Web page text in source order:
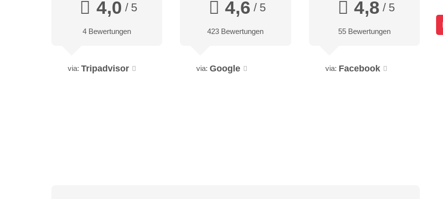
4,0 / 5
4 Bewertungen
via: Tripadvisor
4,6 / 5
423 Bewertungen
via: Google
4,8 / 5
55 Bewertungen
via: Facebook